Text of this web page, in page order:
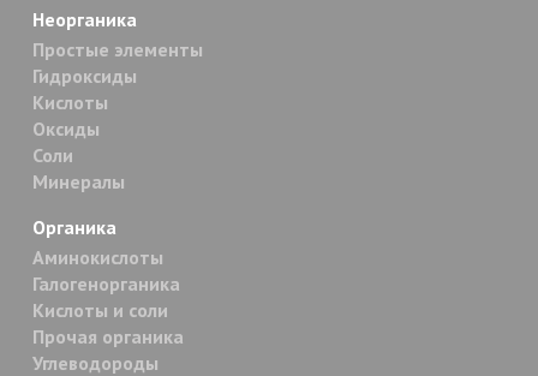
Неорганика
Простые элементы
Гидроксиды
Кислоты
Оксиды
Соли
Минералы
Органика
Аминокислоты
Галогенорганика
Кислоты и соли
Прочая органика
Углеводороды